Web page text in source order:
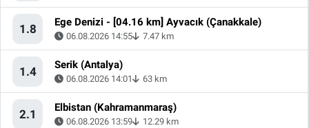
1.8 Ege Denizi - [04.16 km] Ayvacık (Çanakkale)
06.08.2026 14:55 7.47 km
1.4 Serik (Antalya)
06.08.2026 14:01 63 km
2.1 Elbistan (Kahramanmaraş)
06.08.2026 13:59 12.29 km